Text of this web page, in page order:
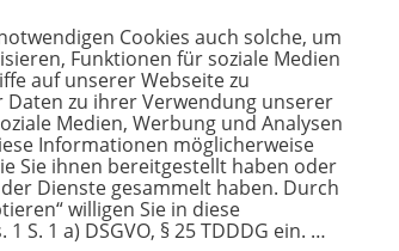
Cookies auch solche, um
Funktionen für soziale Medien
auf unserer Webseite zu
zu ihrer Verwendung unserer
Medien, Werbung und Analysen
Informationen möglicherweise
Sie ihnen bereitgestellt haben oder
Dienste gesammelt haben. Durch
willigen Sie in diese
S. 1 a) DSGVO, § 25 TDDDG ein. …